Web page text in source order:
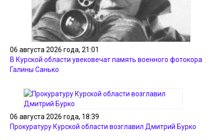
06 августа 2026 года, 21:01
В Курской области увековечат память военного фотокора
Галины Санько
06 августа 2026 года, 18:39
Прокуратуру Курской области возглавил Дмитрий Бурко